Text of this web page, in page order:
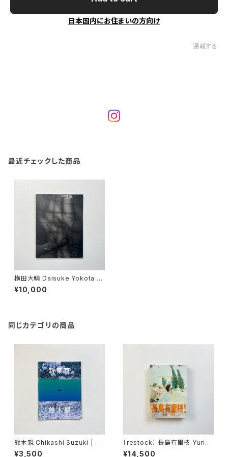
日本国内にお住まいの方向け
通報する
最近チェックした商品
横田大輔 Daisuke Yokota |
Corpus
¥10,000
同じカテゴリの商品
鈴木親 Chikashi Suzuki | 新
東京
¥3,500
〔restock〕 長島有里枝 Yurie
Nagashima | Pastime para
¥14,500